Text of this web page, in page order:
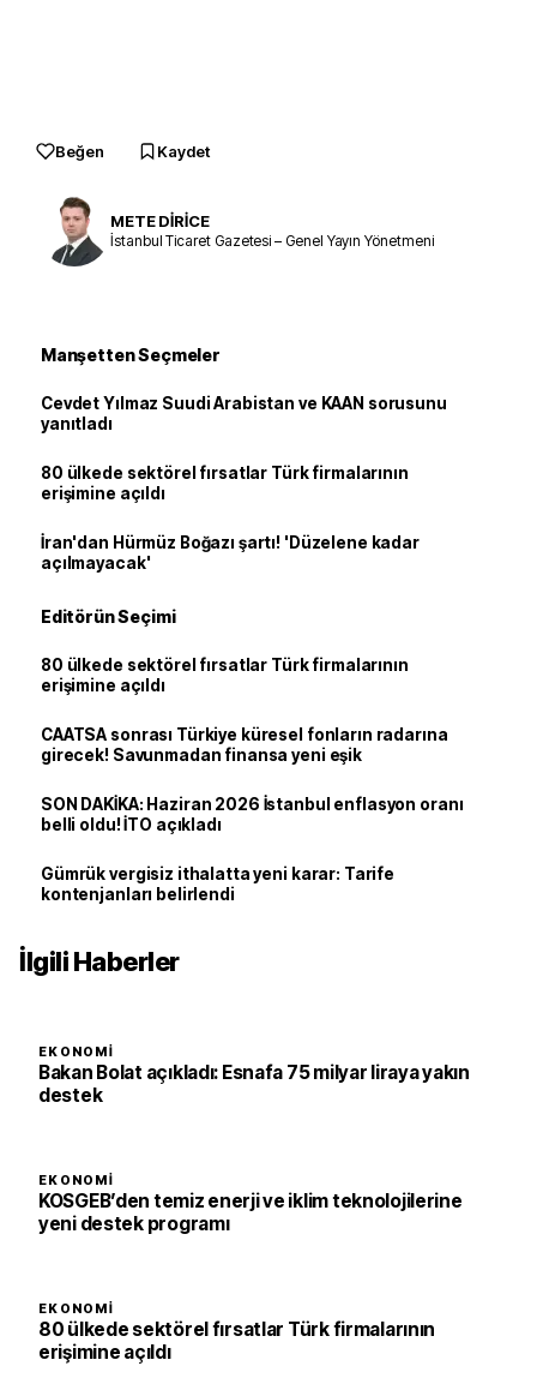
Beğen Kaydet
METE DİRİCE
İstanbul Ticaret Gazetesi – Genel Yayın Yönetmeni
Manşetten Seçmeler
Cevdet Yılmaz Suudi Arabistan ve KAAN sorusunu
yanıtladı
80 ülkede sektörel fırsatlar Türk firmalarının
erişimine açıldı
İran'dan Hürmüz Boğazı şartı! 'Düzelene kadar
açılmayacak'
Editörün Seçimi
80 ülkede sektörel fırsatlar Türk firmalarının
erişimine açıldı
CAATSA sonrası Türkiye küresel fonların radarına
girecek! Savunmadan finansa yeni eşik
SON DAKİKA: Haziran 2026 İstanbul enflasyon oranı
belli oldu! İTO açıkladı
Gümrük vergisiz ithalatta yeni karar: Tarife
kontenjanları belirlendi
İlgili Haberler
EKONOMI
Bakan Bolat açıkladı: Esnafa 75 milyar liraya yakın
destek
EKONOMI
KOSGEB’den temiz enerji ve iklim teknolojilerine
yeni destek programı
EKONOMI
80 ülkede sektörel fırsatlar Türk firmalarının
erişimine açıldı